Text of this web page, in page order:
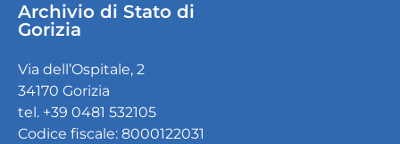
Archivio di Stato di
Gorizia
Via dell’Ospitale, 2
34170 Gorizia
tel. +39 0481 532105
Codice fiscale: 8000122031